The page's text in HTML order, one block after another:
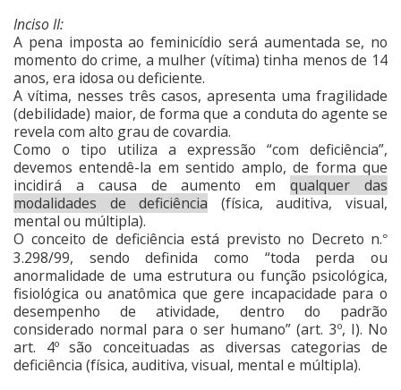
Inciso II:
A pena imposta ao feminicídio será aumentada se, no
momento do crime, a mulher (vítima) tinha menos de 14
anos, era idosa ou deficiente.
A vítima, nesses três casos, apresenta uma fragilidade
(debilidade) maior, de forma que a conduta do agente se
revela com alto grau de covardia.
Como o tipo utiliza a expressão “com deficiência”,
devemos entendê-la em sentido amplo, de forma que
incidirá a causa de aumento emqualquer das
modalidades de deficiência (física, auditiva, visual,
mental ou múltipla).
O conceito de deficiência está previsto no Decreto n.°
3.298/99, sendo definida como “toda perda ou
anormalidade de uma estrutura ou função psicológica,
fisiológica ou anatômica que gere incapacidade para o
desempenho de atividade, dentro do padrão
considerado normal para o ser humano” (art. 3º, I). No
art. 4º são conceituadas as diversas categorias de
deficiência (física, auditiva, visual, mental e múltipla).